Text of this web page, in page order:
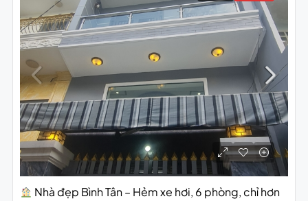
Nhà đẹp Bình Tân – Hẻm xe hơi, 6 phòng, chỉ hơn